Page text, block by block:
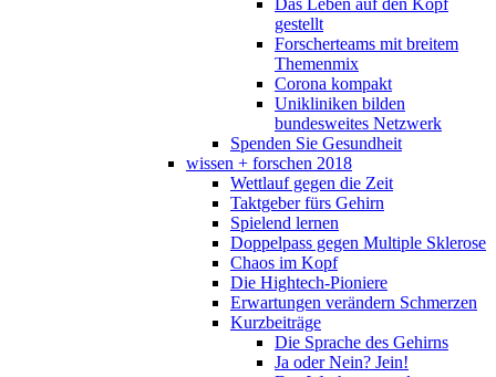
Das Leben auf den Kopf
gestellt
Forscherteams mit breitem
Themenmix
Corona kompakt
Unikliniken bilden
bundesweites Netzwerk
Spenden Sie Gesundheit
wissen + forschen 2018
Wettlauf gegen die Zeit
Taktgeber fürs Gehirn
Spielend lernen
Doppelpass gegen Multiple Sklerose
Chaos im Kopf
Die Hightech-Pioniere
Erwartungen verändern Schmerzen
Kurzbeiträge
Die Sprache des Gehirns
Ja oder Nein? Jein!